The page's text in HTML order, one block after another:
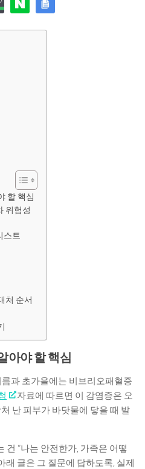
할 핵심
위험성
스트
처 순서
아야 할 핵심
과 초가을에는 비브리오패혈증
자료에 따르면 이 감염증은 오
난 피부가 바닷물에 닿을 때 발
건 “나는 안전한가, 가족은 어떻
래 글은 그 질문에 답하도록, 실제